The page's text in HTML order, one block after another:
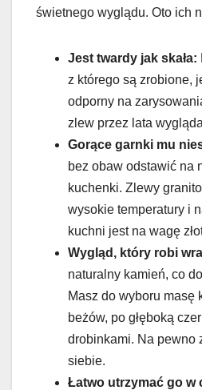
świetnego wyglądu. Oto ich
Jest twardy jak skała:
z którego są zrobione,
odporny na
zlew przez lata
Gorące garnki mu
bez obaw odstawić na
kuchenki. Zlewy
wysokie temperatury i
kuchni jest na wagę
Wygląd, który robi
naturalny kamień, co
Masz do wyboru masę
beżów, po głęboką
drobinkami. Na pewno
siebie.
Łatwo utrzymać go w